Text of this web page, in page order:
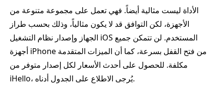
الأداة ليست مثالية أيضاً. فهي تعمل على مجموعة متنوعة من
الأجهزة، لكن التوافق قد لا يكون مثالياً، وذلك بحسب طراز
الجهاز وإصدار نظام التشغيل iOS المستخدم. لن تتمكن جميع
أجهزة iPhone من فتح القفل بسرعة، كما أن الميزات المتقدمة
مكلفة. للحصول على أحدث الأسعار لكل إصدار متوفر من
iHello، يُرجى الاطلاع على الجدول أدناه.